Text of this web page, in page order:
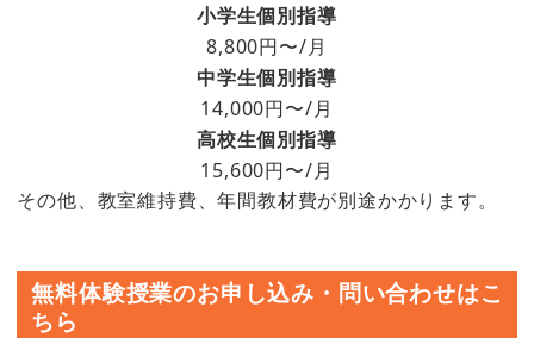
小学生個別指導
8,800円〜/月
中学生個別指導
14,000円〜/月
高校生個別指導
15,600円〜/月
その他、教室維持費、年間教材費が別途かかります。
無料体験授業のお申し込み・問い合わせはこ
ちら